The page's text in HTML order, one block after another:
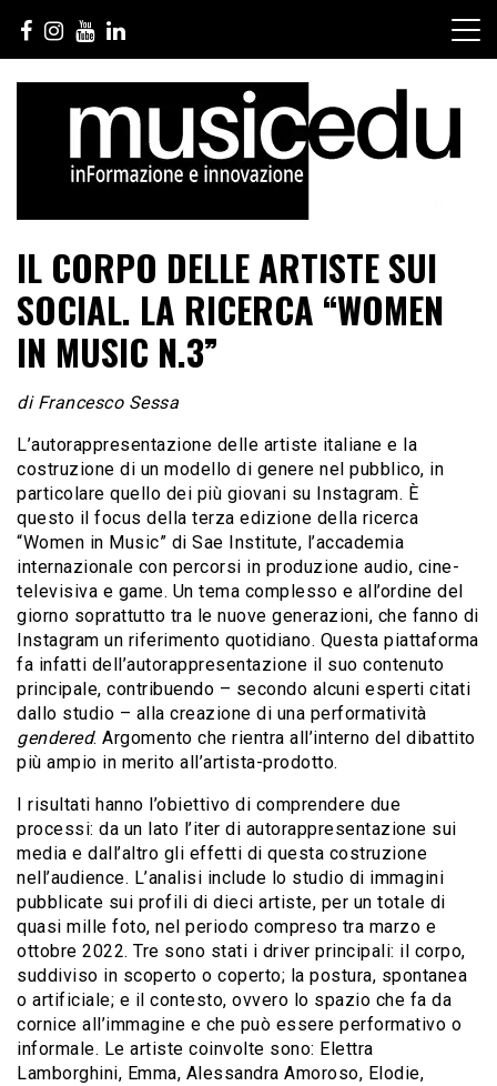
contenuto
IL CORPO DELLE ARTISTE SUI
SOCIAL. LA RICERCA “WOMEN
IN MUSIC N.3”
di Francesco Sessa
L’autorappresentazione delle artiste italiane e la
costruzione di un modello di genere nel pubblico, in
particolare quello dei più giovani su Instagram. È
questo il focus della terza edizione della ricerca
“Women in Music” di Sae Institute, l’accademia
internazionale con percorsi in produzione audio, cine-
televisiva e game. Un tema complesso e all’ordine del
giorno soprattutto tra le nuove generazioni, che fanno di
Instagram un riferimento quotidiano. Questa piattaforma
fa infatti dell’autorappresentazione il suo contenuto
principale, contribuendo – secondo alcuni esperti citati
dallo studio – alla creazione di una performatività
gendered. Argomento che rientra all’interno del dibattito
più ampio in merito all’artista-prodotto.
I risultati hanno l’obiettivo di comprendere due
processi: da un lato l’iter di autorappresentazione sui
media e dall’altro gli effetti di questa costruzione
nell’audience. L’analisi include lo studio di immagini
pubblicate sui profili di dieci artiste, per un totale di
quasi mille foto, nel periodo compreso tra marzo e
ottobre 2022. Tre sono stati i driver principali: il corpo,
suddiviso in scoperto o coperto; la postura, spontanea
o artificiale; e il contesto, ovvero lo spazio che fa da
cornice all’immagine e che può essere performativo o
informale. Le artiste coinvolte sono: Elettra
Lamborghini, Emma, Alessandra Amoroso, Elodie,